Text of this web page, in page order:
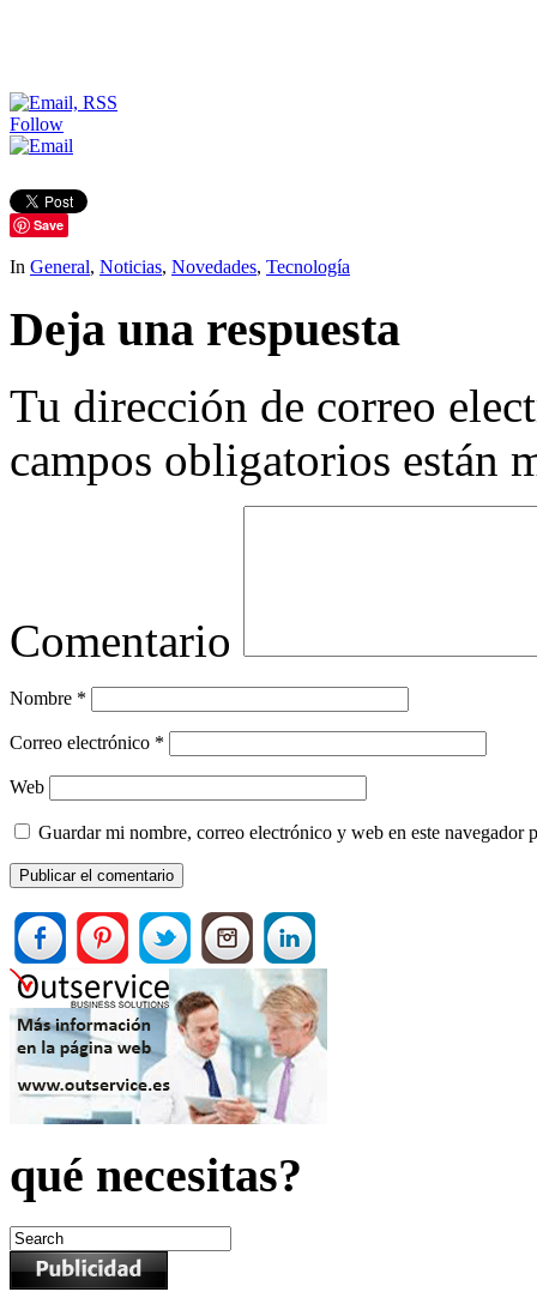
Follow
Save
In General, Noticias, Novedades, Tecnología
Deja una respuesta
Tu dirección de correo
campos obligatorios están
Comentario
Nombre *
Correo electrónico *
Web
Guardar mi nombre, correo electrónico y web en este navegador
qué necesitas?